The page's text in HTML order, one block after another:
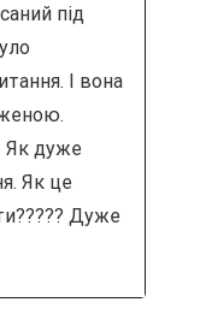
під
І вона
Як дуже
Як це
Дуже